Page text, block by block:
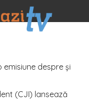
emisiune despre și
(CJI) lansează